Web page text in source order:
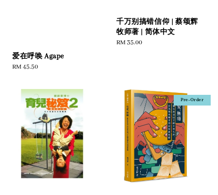
爱在呼唤 Agape
Regular
RM 45.50
千万别搞错信仰 | 蔡颂辉
牧师著 | 简体中文
Regular
RM 35.00
Pre-Order